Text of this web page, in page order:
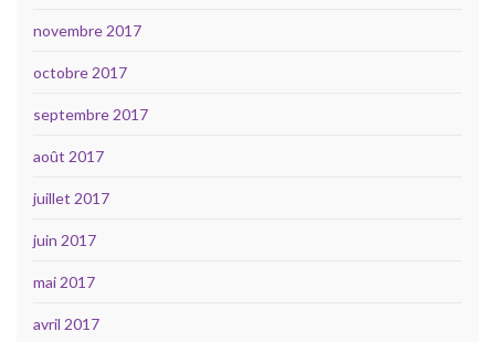
novembre 2017
octobre 2017
septembre 2017
août 2017
juillet 2017
juin 2017
mai 2017
avril 2017